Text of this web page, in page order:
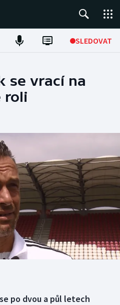
SLEDOVAT
se vrací na
roli
po dvou a půl letech